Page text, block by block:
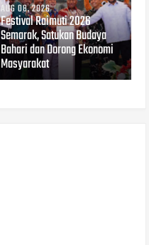
AUG 08, 2026
Festival Raimuti 2026
Semarak, Satukan Budaya
Bahari dan Dorong Ekonomi
Masyarakat